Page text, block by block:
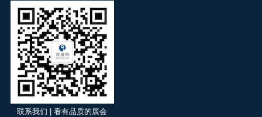
新技术和建立商业联系的
绝佳机会。
联系我们 | 看有品质的展会